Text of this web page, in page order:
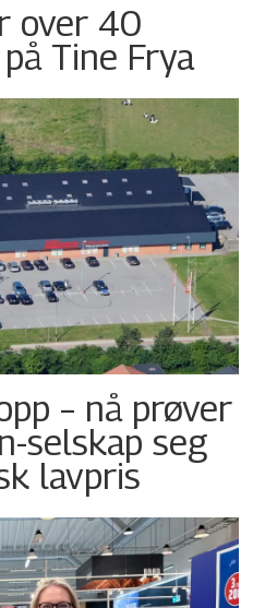
over 40
Tine Frya
– nå prøver
selskap seg
lavpris